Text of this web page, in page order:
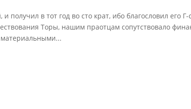
получил в тот год во сто крат, ибо благословил его
Торы, нашим праотцам сопутствовало
материальными...